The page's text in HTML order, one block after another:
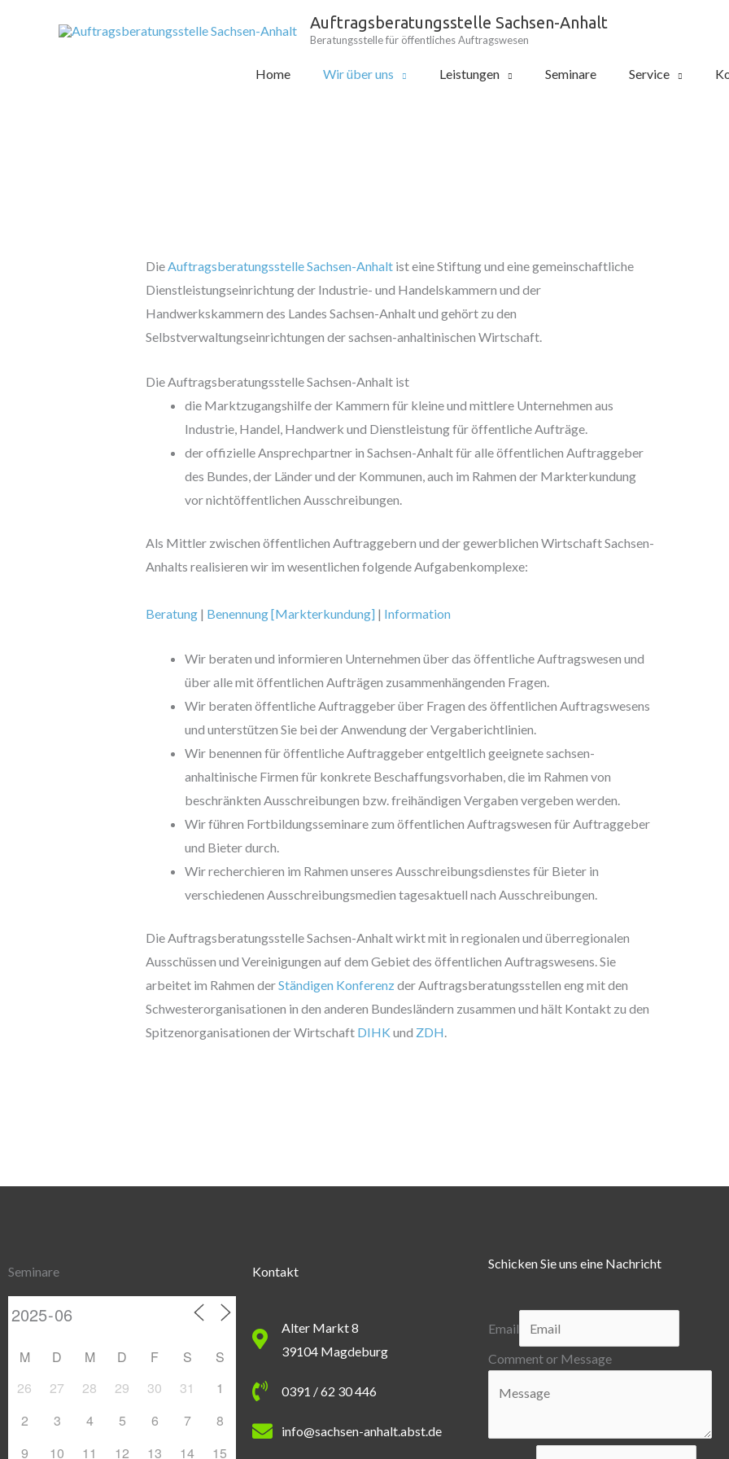
Auftragsberatungsstelle Sachsen-Anhalt
Beratungsstelle für öffentliches Auftragswesen
Home Wir über uns Leistungen Seminare Service
DieAuftragsberatungsstelle Sachsen-Anhaltist eine Stiftung und eine gemeinschaftliche
Dienstleistungseinrichtung der Industrie- und Handelskammern und der
Handwerkskammern des Landes Sachsen-Anhalt und gehört zu den
Selbstverwaltungseinrichtungen der sachsen-anhaltinischen Wirtschaft.
Die Auftragsberatungsstelle Sachsen-Anhalt ist
die Marktzugangshilfe der Kammern für kleine und mittlere Unternehmen aus
Industrie, Handel, Handwerk und Dienstleistung für öffentliche Aufträge.
der offizielle Ansprechpartner in Sachsen-Anhalt für alle öffentlichen Auftraggeber
des Bundes, der Länder und der Kommunen, auch im Rahmen der Markterkundung
vor nichtöffentlichen Ausschreibungen.
Als Mittler zwischen öffentlichen Auftraggebern und der gewerblichen Wirtschaft Sachsen-
Anhalts realisieren wir im wesentlichen folgende Aufgabenkomplexe:
Beratung| Benennung [Markterkundung]| Information
Wir beraten und informieren Unternehmen über das öffentliche Auftragswesen und
über alle mit öffentlichen Aufträgen zusammenhängenden Fragen.
Wir beraten öffentliche Auftraggeber über Fragen des öffentlichen Auftragswesens
und unterstützen Sie bei der Anwendung der Vergaberichtlinien.
Wir benennen für öffentliche Auftraggeber entgeltlich geeignete sachsen-
anhaltinische Firmen für konkrete Beschaffungsvorhaben, die im Rahmen von
beschränkten Ausschreibungen bzw. freihändigen Vergaben vergeben werden.
Wir führen Fortbildungsseminare zum öffentlichen Auftragswesen für Auftraggeber
und Bieter durch.
Wir recherchieren im Rahmen unseres Ausschreibungsdienstes für Bieter in
verschiedenen Ausschreibungsmedien tagesaktuell nach Ausschreibungen.
Die Auftragsberatungsstelle Sachsen-Anhalt wirkt mit in regionalen und überregionalen
Ausschüssen und Vereinigungen auf dem Gebiet des öffentlichen Auftragswesens. Sie
arbeitet im Rahmen derStändigen Konferenzder Auftragsberatungsstellen eng mit den
Schwesterorganisationen in den anderen Bundesländern zusammen und hält Kontakt zu den
Spitzenorganisationen der Wirtschaft DIHK und ZDH
Seminare
M D M D F S
S
26
27 28 29 30 31
1
2
3 4 5 6 7
8
9
10 11 12 13 14 15
Kontakt
Alter Markt 8
39104 Magdeburg
0391 / 62 30 446
info@sachsen-anhalt.abst.de
Schicken Sie uns eine Nachricht
Email
Comment or Message